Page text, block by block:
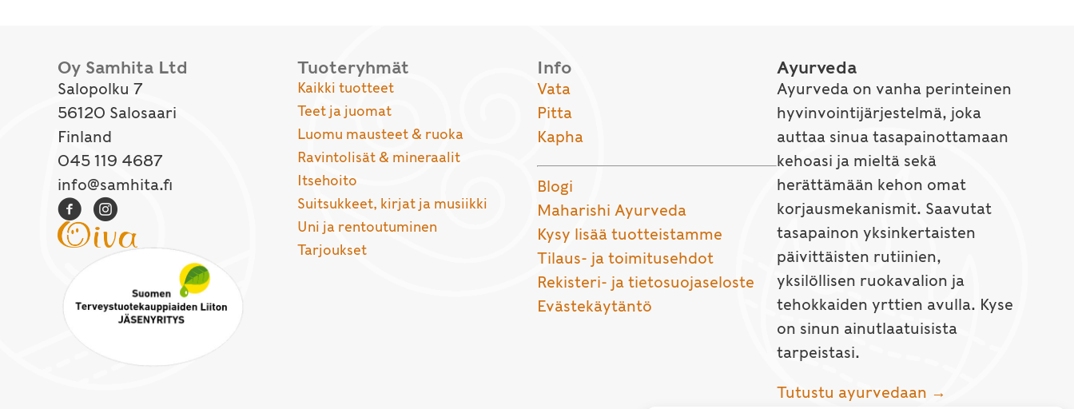
Oy Samhita Ltd
Salopolku 7
56120 Salosaari
Finland
045 119 4687
info@samhita.fi
Tuoteryhmät
Kaikki tuotteet
Teet ja juomat
Luomu mausteet & ruoka
Ravintolisät & mineraalit
Itsehoito
Suitsukkeet, kirjat ja musiikki
Uni ja rentoutuminen
Tarjoukset
Info
Vata
Pitta
Kapha
Blogi
Maharishi Ayurveda
Kysy lisää tuotteistamme
Tilaus- ja toimitusehdot
Rekisteri- ja tietosuojaseloste
Evästekäytäntö
Ayurveda
Ayurveda on vanha perinteinen
hyvinvointijärjestelmä, joka
auttaa sinua tasapainottamaan
kehoasi ja mieltä sekä
herättämään kehon omat
korjausmekanismit. Saavutat
tasapainon yksinkertaisten
päivittäisten rutiinien,
yksilöllisen ruokavalion ja
tehokkaiden yrttien avulla. Kyse
on sinun ainutlaatuisista
tarpeistasi.
Tutustu ayurvedaan →